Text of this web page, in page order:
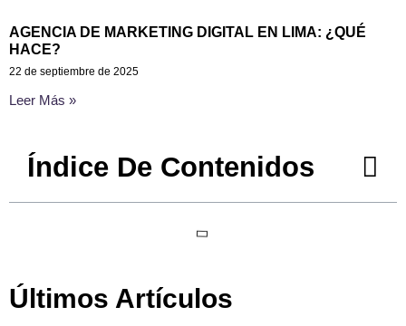
AGENCIA DE MARKETING DIGITAL EN LIMA: ¿QUÉ
HACE?
22 de septiembre de 2025
Leer Más »
Índice De Contenidos
Últimos Artículos